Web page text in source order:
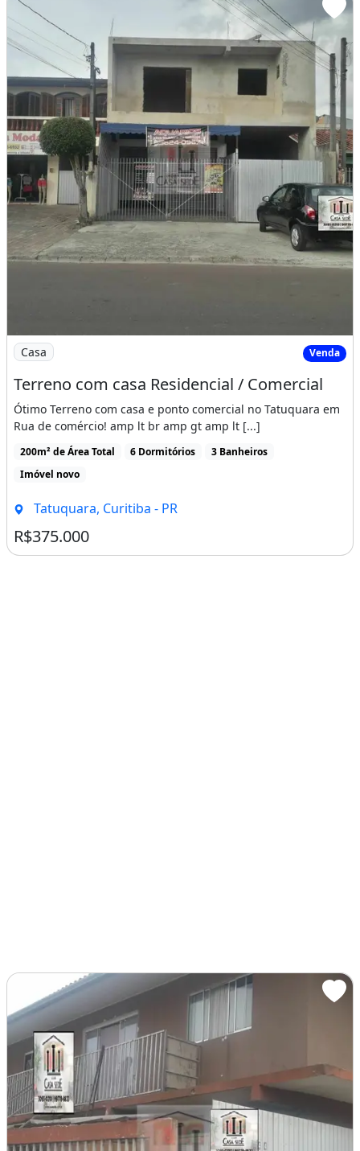
Imagem: Terreno com casa Residencial / Comercial
Casa Venda
Terreno com casa Residencial / Comercial
Ótimo Terreno com casa e ponto comercial no Tatuquara em
Rua de comércio! amp lt br amp gt amp lt [...]
200m² de Área Total 6 Dormitórios
3 Banheiros
Imóvel novo
Tatuquara, Curitiba - PR
R$375.000